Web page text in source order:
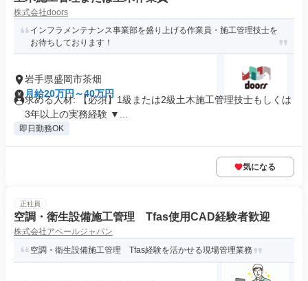
株式会社doors
インフラメンテナンス事業部を盛り上げる作業員・施工管理技士を
お待ちしております！
岩手県盛岡市茶畑
月給20万円～40万円
求める人材: 【必須】1級または2級土木施工管理技士もしくは
3年以上の実務経験 ▼...
即日勤務OK
気になる
正社員
空調・衛生設備施工管理 Tfas使用CAD経験者歓迎
株式会社アベールジャパン
空調・衛生設備施工管理 Tfas経験を活かせる現場管理業務